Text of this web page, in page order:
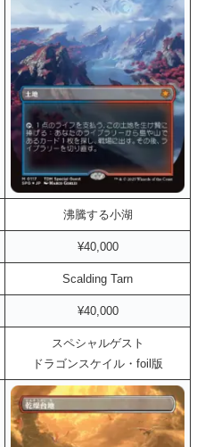
沸騰する小湖
¥40,000
Scalding Tarn
¥40,000
スペシャルゲスト
ドラゴンスケイル・foil版